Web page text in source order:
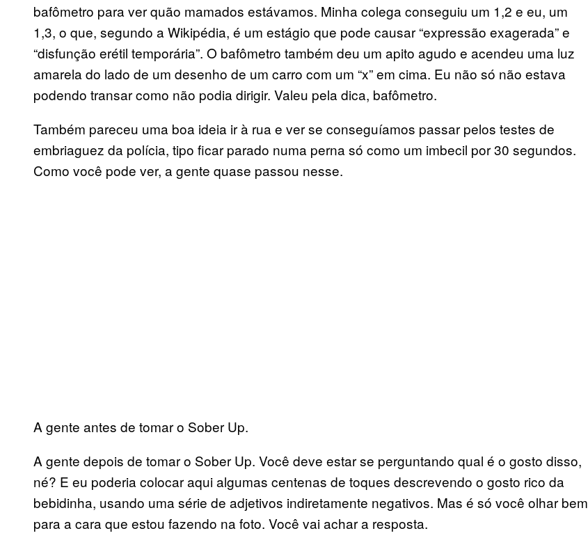
bafômetro para ver quão mamados estávamos. Minha colega conseguiu um 1,2 e eu, um
1,3, o que, segundo a Wikipédia, é um estágio que pode causar “expressão exagerada” e
“disfunção erétil temporária”. O bafômetro também deu um apito agudo e acendeu uma luz
amarela do lado de um desenho de um carro com um “x” em cima. Eu não só não estava
podendo transar como não podia dirigir. Valeu pela dica, bafômetro.
Também pareceu uma boa ideia ir à rua e ver se conseguíamos passar pelos testes de
embriaguez da polícia, tipo ficar parado numa perna só como um imbecil por 30 segundos.
Como você pode ver, a gente quase passou nesse.
A gente antes de tomar o Sober Up.
A gente depois de tomar o Sober Up. Você deve estar se perguntando qual é o gosto disso,
né? E eu poderia colocar aqui algumas centenas de toques descrevendo o gosto rico da
bebidinha, usando uma série de adjetivos indiretamente negativos. Mas é só você olhar bem
para a cara que estou fazendo na foto. Você vai achar a resposta.